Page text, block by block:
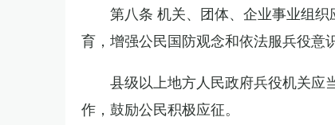
第八条 机关、团体、企业事业组
育，增强公民国防观念和依法服兵役意识
县级以上地方人民政府兵役机关应
作，鼓励公民积极应征。